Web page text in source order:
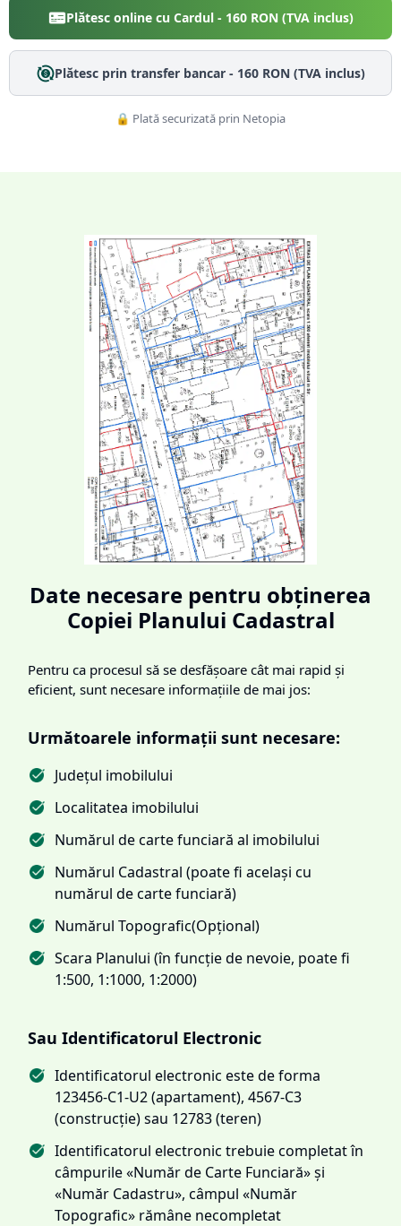
Plătesc online cu Cardul - 160RON (TVA inclus)
Plătesc prin transfer bancar - 160RON (TVA inclus)
🔒 Plată securizată prin Netopia
Date necesare pentru obținerea
Copiei Planului Cadastral
Pentru ca procesul să se desfășoare cât mai rapid și
eficient, sunt necesare informațiile de mai jos:
Următoarele informații sunt necesare:
Județul imobilului
Localitatea imobilului
Numărul de carte funciară al imobilului
Numărul Cadastral (poate fi același cu
numărul de carte funciară)
Numărul Topografic(Opțional)
Scara Planului (în funcție de nevoie, poate fi
1:500, 1:1000, 1:2000)
Sau Identificatorul Electronic
Identificatorul electronic este de forma
123456-C1-U2 (apartament), 4567-C3
(construcție) sau 12783 (teren)
Identificatorul electronic trebuie completat în
câmpurile «Număr de Carte Funciară» și
«Număr Cadastru», câmpul «Număr
Topografic» rămâne necompletat